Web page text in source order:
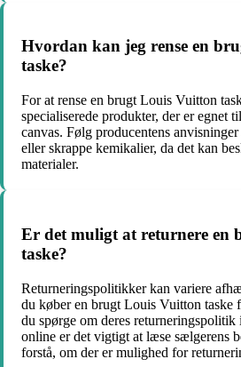
Hvordan kan jeg rense en
taske?
For at rense en brugt Louis Vuitton
specialiserede produkter, der er egnet
canvas. Følg producentens
eller skrappe kemikalier, da det kan
materialer.
Er det muligt at returnere en
taske?
Returneringspolitikker kan variere
du køber en brugt Louis Vuitton taske
du spørge om deres
online er det vigtigt at læse sælgerens
forstå, om der er mulighed for